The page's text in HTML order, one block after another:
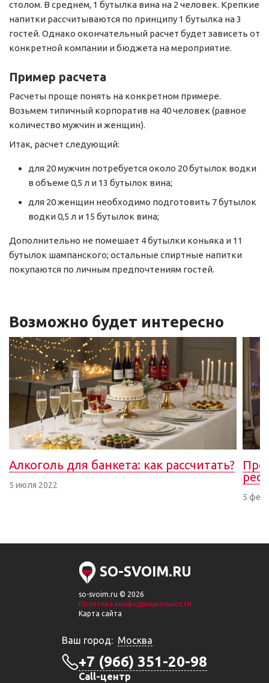
столом. В среднем, 1 бутылка вина на 2 человек. Крепкие
напитки рассчитываются по принципу 1 бутылка на 3
гостей. Однако окончательный расчет будет зависеть от
конкретной компании и бюджета на мероприятие.
Пример расчета
Расчеты проще понять на конкретном примере.
Возьмем типичный корпоратив на 40 человек (равное
количество мужчин и женщин).
Итак, расчет следующий:
для 20 мужчин потребуется около 20 бутылок водки
в объеме 0,5 л и 13 бутылок вина;
для 20 женщин необходимо подготовить 7 бутылок
водки 0,5 л и 15 бутылок вина;
Дополнительно не помешает 4 бутылки коньяка и 11
бутылок шампанского; остальные спиртные напитки
покупаются по личным предпочтениям гостей.
Возможно будет интересно
Алкоголь для банкета: как рассчитать?
5 июля 2022
5
SO-SVOIM.RU
so-svoim.ru © 2026
Политика конфиденциальности
Карта сайта
Ваш город: Москва
+7 (966) 351-20-98
Call-центр